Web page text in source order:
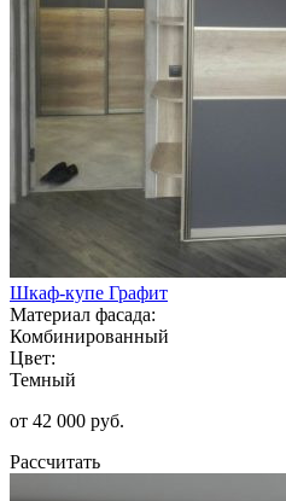
Шкаф-купе Графит
Материал фасада:
Комбинированный
Цвет:
Темный
от 42 000 руб.
Рассчитать